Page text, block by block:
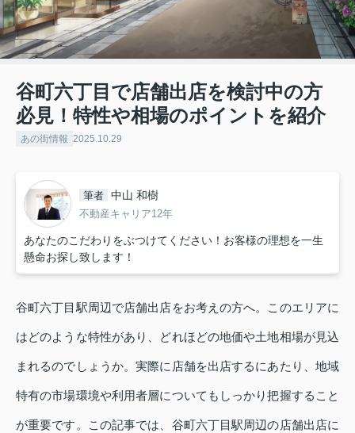
谷町六丁目で店舗出店を検討中の方
必見！特性や相場のポイントを紹介
あの街情報 2025.10.29
筆者 中山 和樹
不動産キャリア12年
あなたのこだわりをぶつけてください！お客様の理想を一生
懸命お探し致します！
谷町六丁目駅周辺で店舗出店をお考えの方へ。このエリアに
はどのような特性があり、どれほどの地価や土地相場が見込
まれるのでしょうか。実際に店舗を出店するにあたり、地域
特有の市場環境や利用者層についてもしっかり把握すること
が重要です。この記事では、谷町六丁目駅周辺の店舗出店に